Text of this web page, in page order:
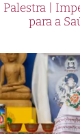
Palestra |
para a